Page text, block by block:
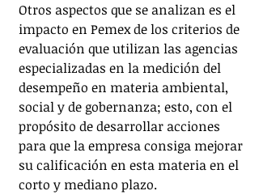
Otros aspectos que se analizan es el
impacto en Pemex de los criterios de
evaluación que utilizan las agencias
especializadas en la medición del
desempeño en materia ambiental,
social y de gobernanza; esto, con el
propósito de desarrollar acciones
para que la empresa consiga mejorar
su calificación en esta materia en el
corto y mediano plazo.